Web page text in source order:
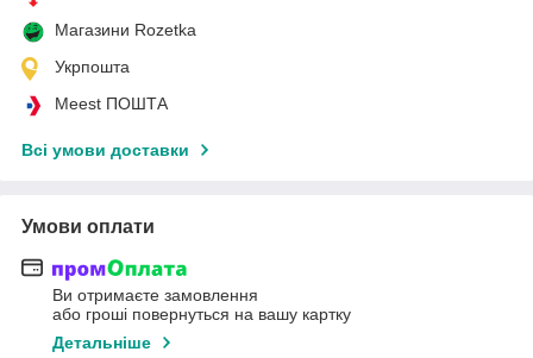
Магазини Rozetka
Укрпошта
Meest ПОШТА
Всі умови доставки
Умови оплати
Ви отримаєте замовлення
або гроші повернуться на вашу картку
Детальніше